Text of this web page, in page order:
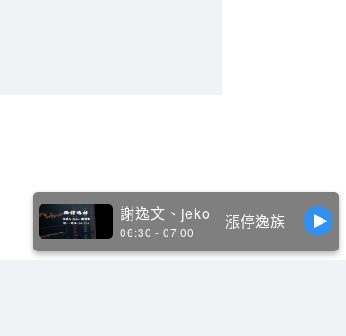
謝逸文、jeko
06:30 - 07:00
漲停逸族